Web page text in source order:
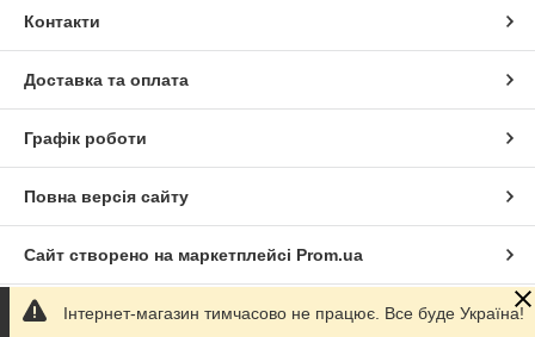
Контакти
Доставка та оплата
Графік роботи
Повна версія сайту
Сайт створено на маркетплейсі Prom.ua
Політика конфіденційності
Інтернет-магазин тимчасово не працює. Все буде Україна!